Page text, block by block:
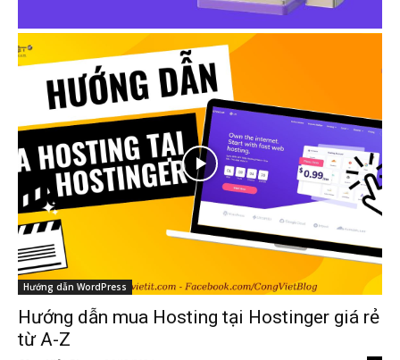
Hướng dẫn WordPress
Hướng dẫn mua Hosting tại Hostinger giá rẻ
từ A-Z